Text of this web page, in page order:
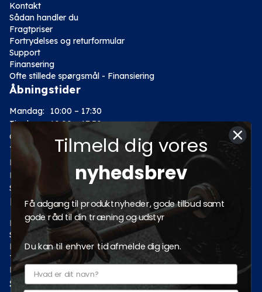
Kontakt
Sådan handler du
Fragtpriser
Fortrydelses og returformular
Support
Finansering
Ofte stillede spørgsmål - Finansiering
Åbningstider
Mandag:
10:00 – 17:30
Tirsdag: 10:00 – 17:30
Onsdag:
10:00 – 17:30
Torsdag:
10:00 – 17:30
Fredag:
Lørdag:
10:00 – 14:00
Søndag: Lukket
Kategorier
Motion
Styrketræning
Fitness
Tilbud
Pro fitnessudstyr
Sociale medier
Tilmeld dig vores
nyhedsbrev
Få adgang til produktnyheder, gode tilbud samt
gode råd til din træning og udstyr
Du kan til enhver tid afmelde dig igen.